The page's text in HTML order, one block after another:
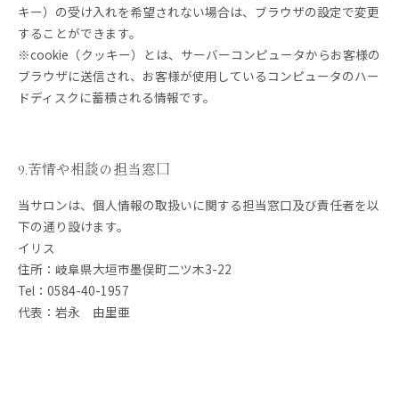
キー）の受け入れを希望されない場合は、ブラウザの設定で変更
することができます。
※cookie（クッキー）とは、サーバーコンピュータからお客様の
ブラウザに送信され、お客様が使用しているコンピュータのハー
ドディスクに蓄積される情報です。
9.苦情や相談の担当窓口
当サロンは、個人情報の取扱いに関する担当窓口及び責任者を以
下の通り設けます。
イリス
住所：岐阜県大垣市墨俣町二ツ木3-22
Tel：0584-40-1957
代表：岩永 由里亜